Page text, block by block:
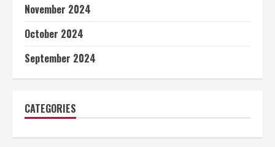
November 2024
October 2024
September 2024
CATEGORIES